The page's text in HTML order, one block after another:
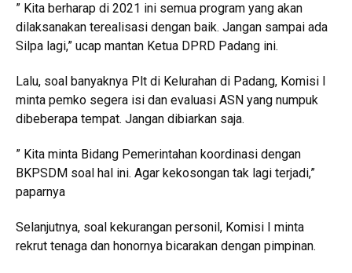
” Kita berharap di 2021 ini semua program yang akan
dilaksanakan terealisasi dengan baik. Jangan sampai ada
Silpa lagi,” ucap mantan Ketua DPRD Padang ini.
Lalu, soal banyaknya Plt di Kelurahan di Padang, Komisi I
minta pemko segera isi dan evaluasi ASN yang numpuk
dibeberapa tempat. Jangan dibiarkan saja.
” Kita minta Bidang Pemerintahan koordinasi dengan
BKPSDM soal hal ini. Agar kekosongan tak lagi terjadi,”
paparnya
Selanjutnya, soal kekurangan personil, Komisi I minta
rekrut tenaga dan honornya bicarakan dengan pimpinan.